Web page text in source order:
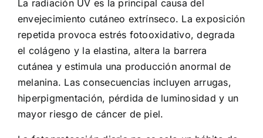
La radiación UV es la principal causa del
envejecimiento cutáneo extrínseco. La exposición
repetida provoca estrés fotooxidativo, degrada
el colágeno y la elastina, altera la barrera
cutánea y estimula una producción anormal de
melanina. Las consecuencias incluyen arrugas,
hiperpigmentación, pérdida de luminosidad y un
mayor riesgo de cáncer de piel.